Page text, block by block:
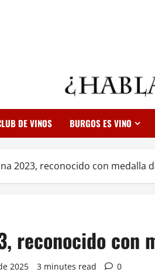
DE VINOS BURGOS ES VINO
2023, reconocido con medalla
reconocido con
2025 3 minutes read 0